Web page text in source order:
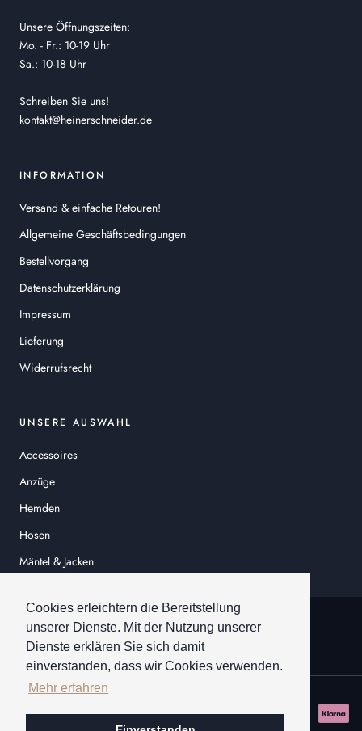
Cookies erleichtern die Bereitstellung
unserer Dienste. Mit der Nutzung unserer
Dienste erklären Sie sich damit
einverstanden, dass wir Cookies verwenden.
Mehr erfahren
Unsere Öffnungszeiten:
Mo. - Fr.: 10-19 Uhr
Sa.: 10-18 Uhr
Schreiben Sie uns!
kontakt@heinerschneider.de
INFORMATION
Versand & einfache Retouren!
Allgemeine Geschäftsbedingungen
Bestellvorgang
Datenschutzerklärung
Impressum
Lieferung
Widerrufsrecht
UNSERE AUSWAHL
Accessoires
Anzüge
Hemden
Hosen
Mäntel & Jacken
© HEINER SCHNEIDER